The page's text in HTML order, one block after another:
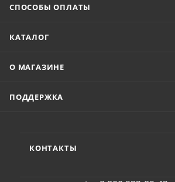
СПОСОБЫ ОПЛАТЫ
КАТАЛОГ
О МАГАЗИНЕ
ПОДДЕРЖКА
КОНТАКТЫ